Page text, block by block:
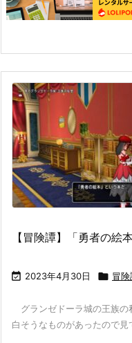
【冒険譚】「勇者の絵
 2023年4月30日  冒険
グランゼドーラ城の王族の
白そうなものがあったので見